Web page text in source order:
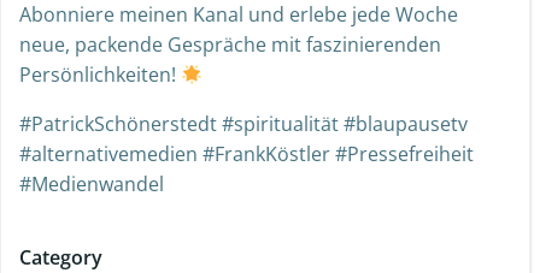
Abonniere meinen Kanal und erlebe jede Woche
neue, packende Gespräche mit faszinierenden
Persönlichkeiten!
#PatrickSchönerstedt #spiritualität #blaupausetv
#alternativemedien #FrankKöstler #Pressefreiheit
#Medienwandel
Category